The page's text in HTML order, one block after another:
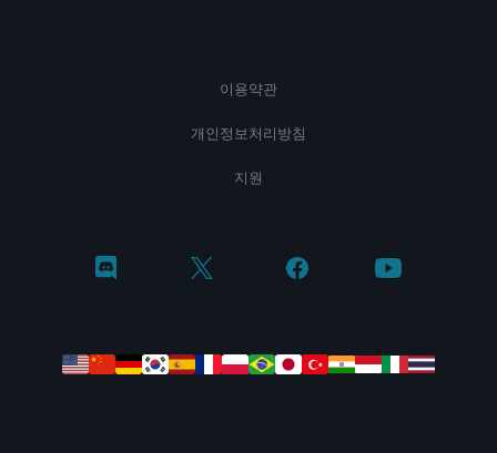
이용약관
개인정보처리방침
지원